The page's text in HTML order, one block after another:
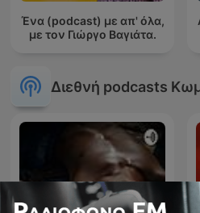
Ένα (podcast) με απ' όλα,
με τον Γιώργο Βαγιάτα.
Διεθνή podcasts